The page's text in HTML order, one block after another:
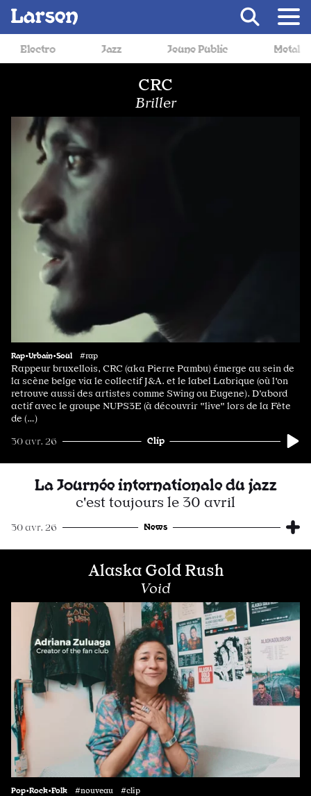
Jazz Jeune Public Metal Musique
CRC
Briller
Rap•Urbain•Soul #rap
Rappeur bruxellois, CRC (aka Pierre Pambu) émerge au sein de
la scène belge via le collectif J&A. et le label Labrique (où l'on
retrouve aussi des artistes comme Swing ou Eugene). D’abord
actif avec le groupe NUPS3E (à découvrir "live" lors de la Fête
de (…)
30 avr. 26 Clip
La Journée internationale du jazz
c'est toujours le 30 avril
30 avr. 26 News
Alaska Gold Rush
Void
Pop•Rock•Folk #nouveau #clip